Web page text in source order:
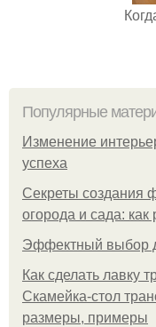
Популярные
Изменение
успеха
Секреты создания
огорода и сада: как
Эффектный выбор
Как сделать лавку
Скамейка-стол
размеры, примеры